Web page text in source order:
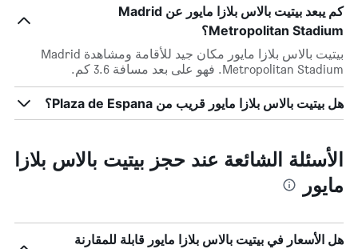
كم يبعد بيتيت بالاس بلازا مايور عن Madrid
Metropolitan Stadium؟
بيتيت بالاس بلازا مايور مكان جيد للأقامة ومشاهدة Madrid
Metropolitan Stadium. فهو على بعد مسافة 3.6 كم.
هل بيتيت بالاس بلازا مايور قريب من Plaza de Espana؟
الأسئلة الشائعة عند حجز بيتيت بالاس بلازا
مايور
هل الأسعار في بيتيت بالاس بلازا مايور قابلة للمقارنة